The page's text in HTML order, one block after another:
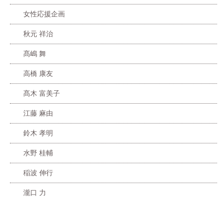
女性応援企画
秋元 祥治
髙嶋 舞
高橋 康友
髙木 富美子
江藤 麻由
鈴木 孝明
水野 桂輔
稲波 伸行
瀧口 力